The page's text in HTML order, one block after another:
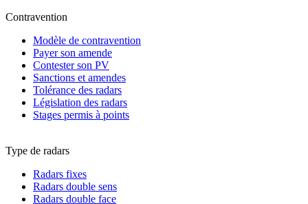
Contravention
Modèle de contravention
Payer son amende
Contester son PV
Sanctions et amendes
Tolérance des radars
Législation des radars
Stages permis à points
Type de radars
Radars fixes
Radars double sens
Radars double face